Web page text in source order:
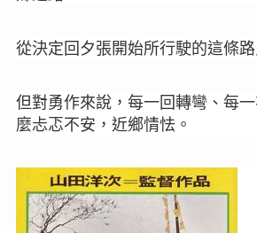
從決定回夕張開始所行駛的這條
但對勇作來說，每一回轉彎、每
麼忐忑不安，近鄉情怯。